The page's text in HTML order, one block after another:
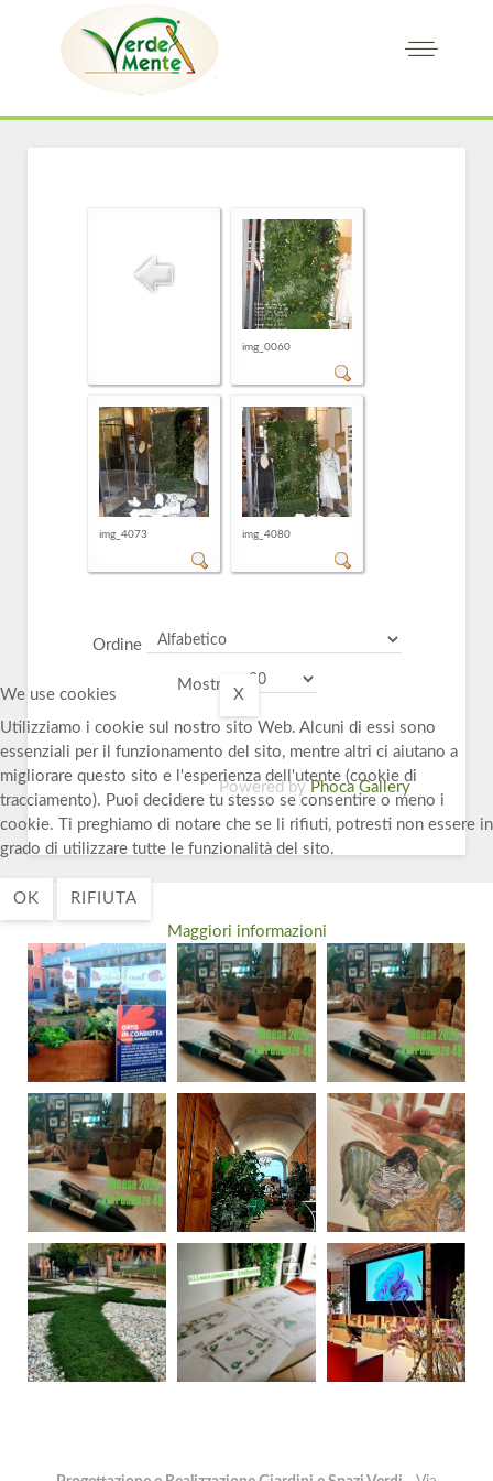
img_0060
img_4073 img_4080
Ordine
Mostra:
Powered by Phoca Gallery
We use cookies
X
Utilizziamo i cookie sul nostro sito Web. Alcuni di essi sono
essenziali per il funzionamento del sito, mentre altri ci aiutano a
migliorare questo sito e l'esperienza dell'utente (cookie di
tracciamento). Puoi decidere tu stesso se consentire o meno i
cookie. Ti preghiamo di notare che se li rifiuti, potresti non essere in
grado di utilizzare tutte le funzionalità del sito.
OK
RIFIUTA
Maggiori informazioni